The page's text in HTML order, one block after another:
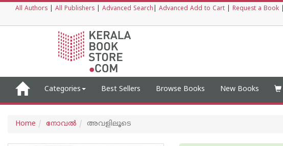
All Authors All Publishers Advanced Search Advanced Add to Cart Request a Book
Categories Best Sellers Browse Books New Books
Home നോവല്‍ അവളിലൂടെ